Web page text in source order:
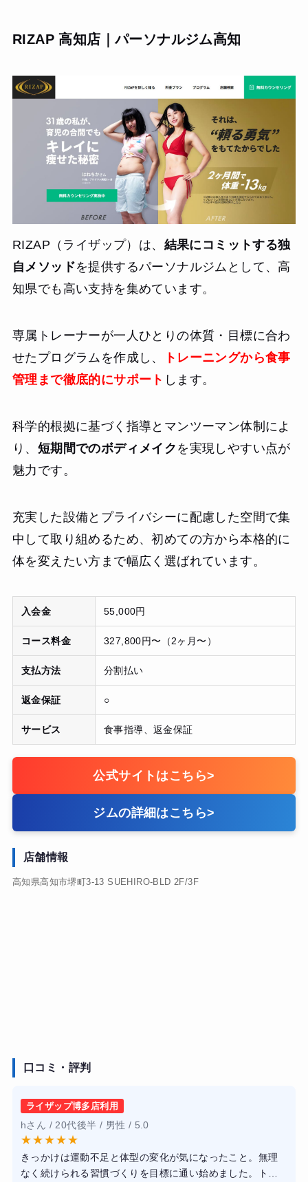
RIZAP 高知店｜パーソナルジム高知
RIZAP（ライザップ）は、 結果にコミットする独
自メソッドを提供するパーソナルジムとして、高
知県でも高い支持を集めています。
専属トレーナーが一人ひとりの体質・目標に合わ
せたプログラムを作成し、
トレーニングから食事
管理まで徹底的にサポート します。
科学的根拠に基づく指導とマンツーマン体制によ
り、 短期間でのボディメイク を実現しやすい点が
魅力です。
充実した設備とプライバシーに配慮した空間で集
中して取り組めるため、初めての方から本格的に
体を変えたい方まで幅広く選ばれています。
入会金 55,000円
コース料金 327,800円〜（2ヶ月〜）
支払方法 分割払い
返金保証 ○
サービス 食事指導、返金保証
公式サイトはこちら>
ジムの詳細はこちら>
店舗情報
高知県高知市堺町3-13 SUEHIRO-BLD 2F/3F
口コミ・評判
ライザップ博多店利用
hさん / 20代後半 / 男性 / 5.0
★★★★★
きっかけは運動不足と体型の変化が気になったこと。無理
なく続けられる習慣づくりを目標に通い始めました。トレ